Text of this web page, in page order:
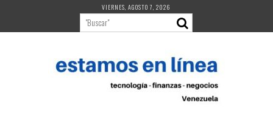
contenido
VIERNES, AGOSTO 7, 2026